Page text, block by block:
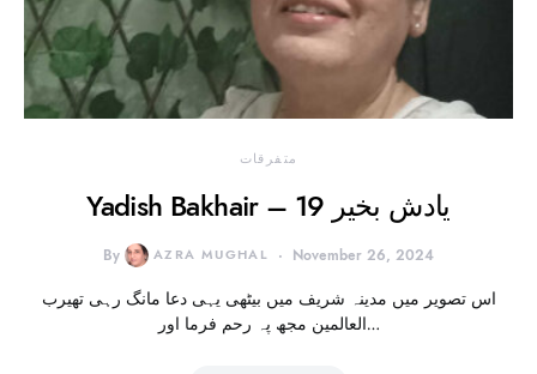
متفرقات
Yadish Bakhair – 19 یادش بخیر
By AZRA MUGHAL November 26, 2024
اس تصویر میں مدینہ شریف میں بیٹھی یہی دعا مانگ رہی تھیرب
العالمین مجھ پہ رحم فرما اور…